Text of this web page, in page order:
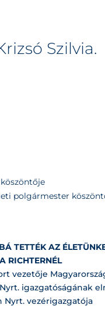
Szilvia.
polgármester
TETTÉK AZ
RICHTERNÉL
vezetője
igazgatóságának
Nyrt. vezérigazgatója